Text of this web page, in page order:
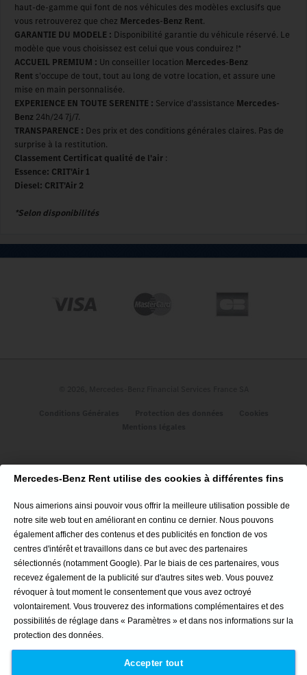
haut-de-gamme qui font de nos véhicules des modèles exclusifs que
vous retrouverez que chez Mercedes-Benz Rent.
GARANTIE DU MODELE : Disponibilité garantie du véhicule réservé. Le
modèle que vous choisissez est celui que vous conduirez !*
ACCUEIL PREMIUM : Un conseiller location Mercedes-Benz
Rent s’occupe de tout, tout au long de votre location, et assure une
mise en main personnalisée.
EXPERIENCE EN TOUTE SERENITE : Service d’assistance Mercedes-
Benz 24h/24 7j/7.
TRANSPARENCE : Des prix et des conditions générales claires. Pas de
surprise à la restitution.
Classement Certificat qualité de l'air :
Essence: CRIT'Air 1
Diesel: CRIT'Air 2
*Selon disponibilités
Qui sommes-nous ?
GLC Coupé
GLA SUV
Nouveau CLA 100% Électrique
Nouveau CLA Hybride
Tous nos véhicules
Nos agences
Location Voitures Toulouse
Mercedes-Benz Rent utilise des cookies à différentes fins
Nous aimerions ainsi pouvoir vous offrir la meilleure utilisation possible de
notre site web tout en améliorant en continu ce dernier. Nous pouvons
également afficher des contenus et des publicités en fonction de vos
centres d'intérêt et travaillons dans ce but avec des partenaires
sélectionnés (notamment Google). Par le biais de ces partenaires, vous
recevez également de la publicité sur d'autres sites web. Vous pouvez
révoquer à tout moment le consentement que vous avez octroyé
volontairement. Vous trouverez des informations complémentaires et des
possibilités de réglage dans « Paramètres » et dans nos informations sur la
protection des données.
Accepter tout